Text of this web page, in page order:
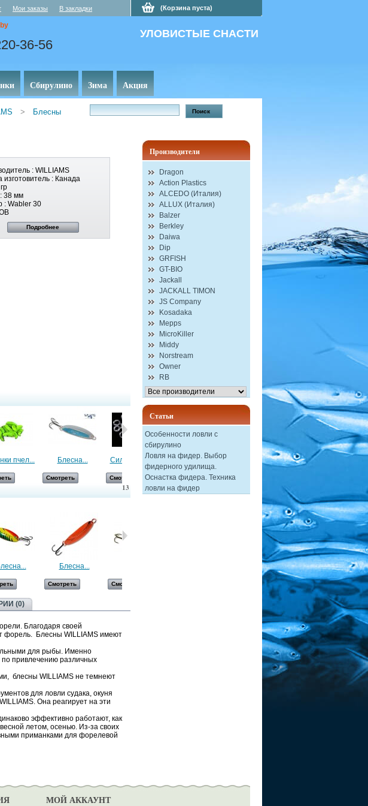
Мои заказы В закладки
36-56
(Корзина пуста)
УЛОВИСТЫЕ СНАСТИ
Сбирулино Зима Акция
>
Блесны
:WILLIAMS
изготовитель :Канада
38 мм
:Wabler 30
Подробнее
пчел... Блесна...
Смотреть
Силиконовые...
Смотреть
Блесна...
Смотреть
Поппер Sert... Блесна...
13
Блесна...
Смотреть Смотреть
Блесна...
Смотреть
Блесна...
Смотреть
(0)
Благодаря своей
форель. Блесны WILLIAMS имеют
для рыбы. Именно
привлечению различных
блесны WILLIAMS не темнеют
для ловли судака, окуня
Она реагирует на эти
эффективно работают, как
летом, осенью. Из-за своих
приманками для форелевой
Производители
Dragon
Action Plastics
ALCEDO (Италия)
ALLUX (Италия)
Balzer
Berkley
Daiwa
Dip
GRFISH
GT-BIO
Jackall
JACKALL TIMON
JS Company
Kosadaka
Mepps
MicroKiller
Middy
Norstream
Owner
RB
Статьи
Особенности ловли с
сбирулино
Ловля на фидер. Выбор
фидерного удилища.
Оснастка фидера. Техника
ловли на фидер
МОЙ АККАУНТ